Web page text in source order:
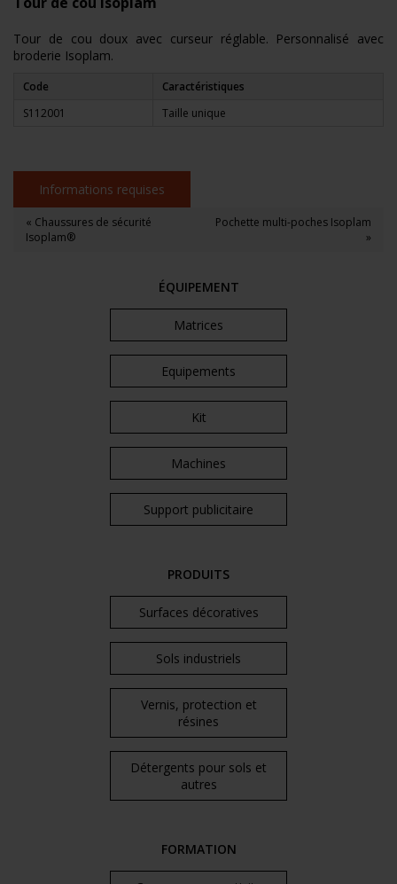
ÉQUIPEMENT
Matrices
Equipements
Kit
Machines
Support publicitaire
PRODUITS
Surfaces décoratives
Sols industriels
Vernis, protection et
résines
Détergents pour sols et
autres
FORMATION
Tour de cou doux avec curseur réglable. Personnalisé avec
broderie Isoplam.
Code
Caractéristiques
S112001
Taille unique
Informations requises
« Chaussures de sécurité
Isoplam®
Pochette multi-poches Isoplam
»